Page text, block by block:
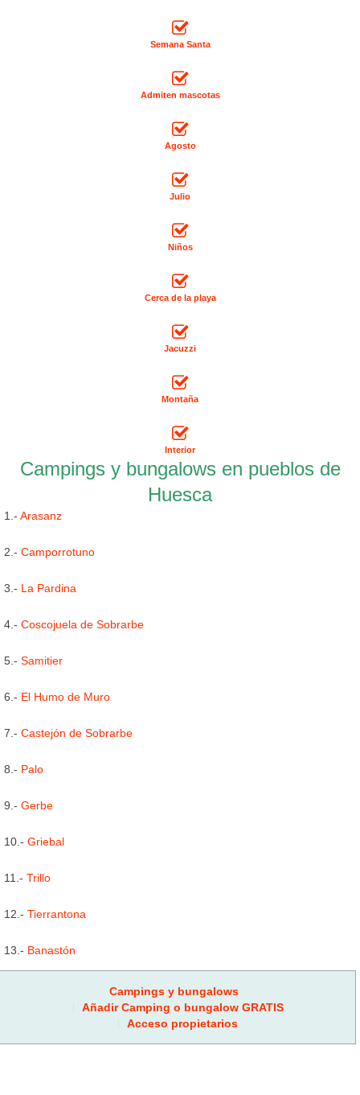
Semana Santa
Admiten mascotas
Agosto
Julio
Niños
Cerca de la playa
Jacuzzi
Montaña
Interior
Campings y bungalows en pueblos de
Huesca
1.- Arasanz
2.- Camporrotuno
3.- La Pardina
4.- Coscojuela de Sobrarbe
5.- Samitier
6.- El Humo de Muro
7.- Castejón de Sobrarbe
8.- Palo
9.- Gerbe
10.- Griebal
11.- Trillo
12.- Tierrantona
13.- Banastón
Campings y bungalows
Añadir Camping o bungalow GRATIS
Acceso propietarios